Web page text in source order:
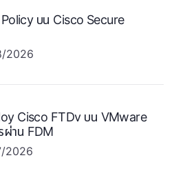
บน Cisco Secure
2026
Cisco FTDv บน VMware
ผ่าน FDM
2026